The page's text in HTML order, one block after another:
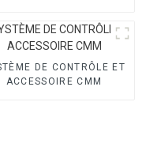
DE CONTRÔLE ET
ACCESSOIRE CMM